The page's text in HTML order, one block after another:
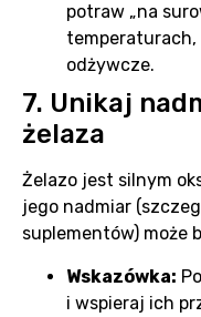
potraw „na
odżywcze.
7. Unikaj
żelaza
Żelazo jest silnym
jego nadmiar
suplementów) może
Wskazówka:
i wspieraj ich